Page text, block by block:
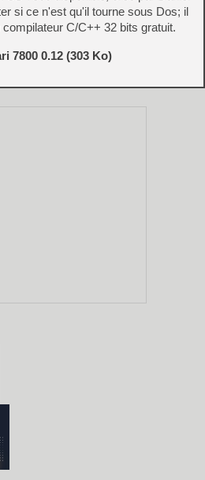
si ce n'est qu'il tourne sous Dos; il
C/C++ 32 bits gratuit.
7800 0.12 (303 Ko)